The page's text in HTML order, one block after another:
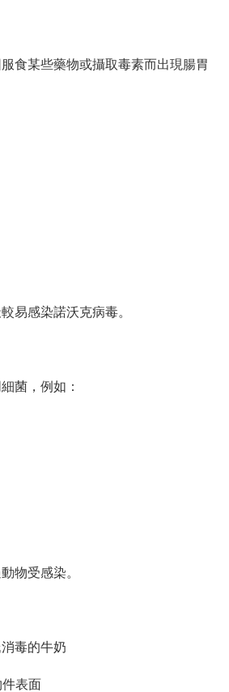
食某些藥物或攝取毒素而出現腸胃
易感染諾沃克病毒。
菌，例如：
物受感染。
毒的牛奶
表面